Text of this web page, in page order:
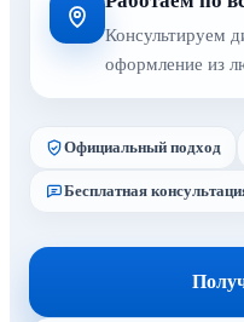
Консультируем
оформление из
Официальный подход
Бесплатная